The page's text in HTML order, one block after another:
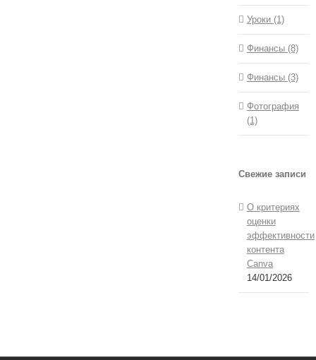
Уроки (1)
Финансы (8)
Финансы (3)
Фотография
(1)
Свежие записи
О критериях
оценки
эффективности
контента
Canva
14/01/2026